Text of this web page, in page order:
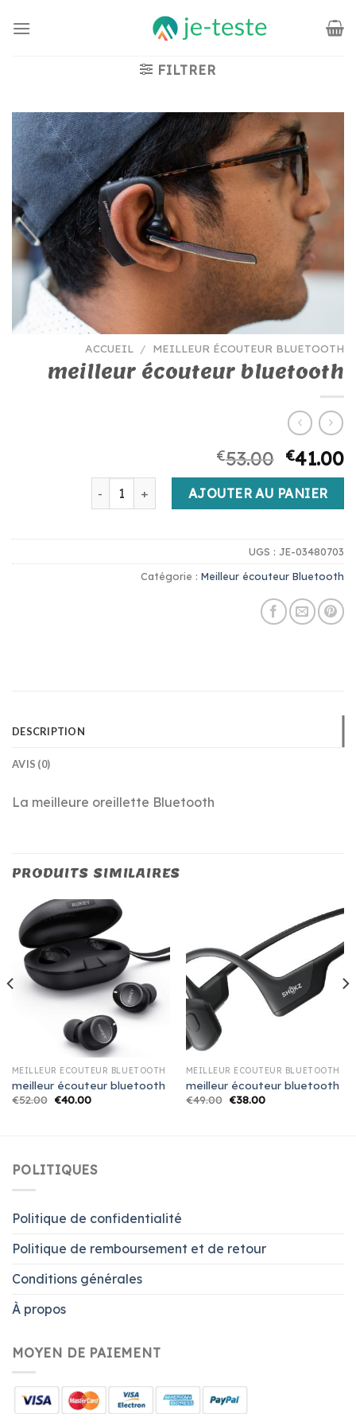
au
FILTRER
ACCUEIL / MEILLEUR ÉCOUTEUR BLUETOOTH
meilleur écouteur bluetooth
€53.00 €41.00
quantité de meilleur écouteur bluetooth
AJOUTER AU PANIER
UGS : JE-03480703
Catégorie : Meilleur écouteur Bluetooth
DESCRIPTION
AVIS (0)
La meilleure oreillette Bluetooth
PRODUITS SIMILAIRES
MEILLEUR ÉCOUTEUR BLUETOOTH
meilleur écouteur bluetooth
€52.00 €40.00
MEILLEUR ÉCOUTEUR BLUETOOTH
meilleur écouteur bluetooth
€49.00 €38.00
POLITIQUES
Politique de confidentialité
Politique de remboursement et de retour
Conditions générales
À propos
MOYEN DE PAIEMENT